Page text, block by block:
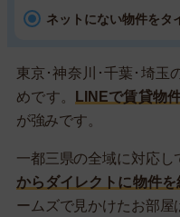
ネットにない物件をタ
東京･神奈川･千葉･埼玉
めです。
LINEで賃貸物
が強みです。
一都三県の全域に対応し
からダイレクトに物件を
ームズで見かけたお部